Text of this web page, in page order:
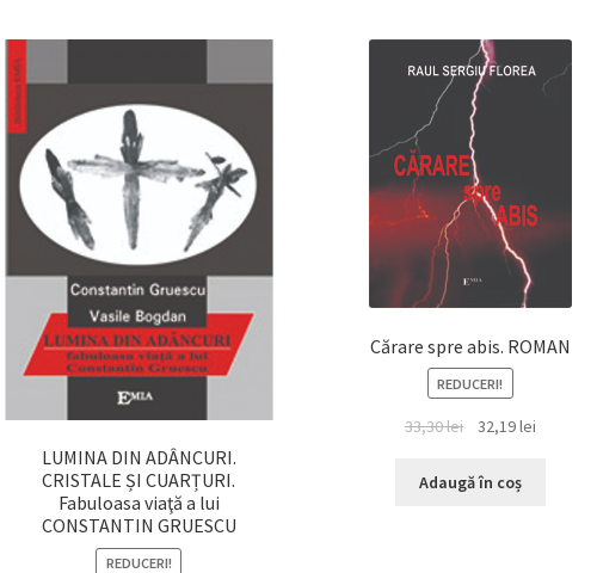
LUMINA DIN ADÂNCURI.
CRISTALE ȘI CUARȚURI.
Fabuloasa viaţă a lui
CONSTANTIN GRUESCU
REDUCERI!
Cărare spre abis. ROMAN
REDUCERI!
33,30lei
Prețul
a
32,19leiPrețul
Adaugă în coș